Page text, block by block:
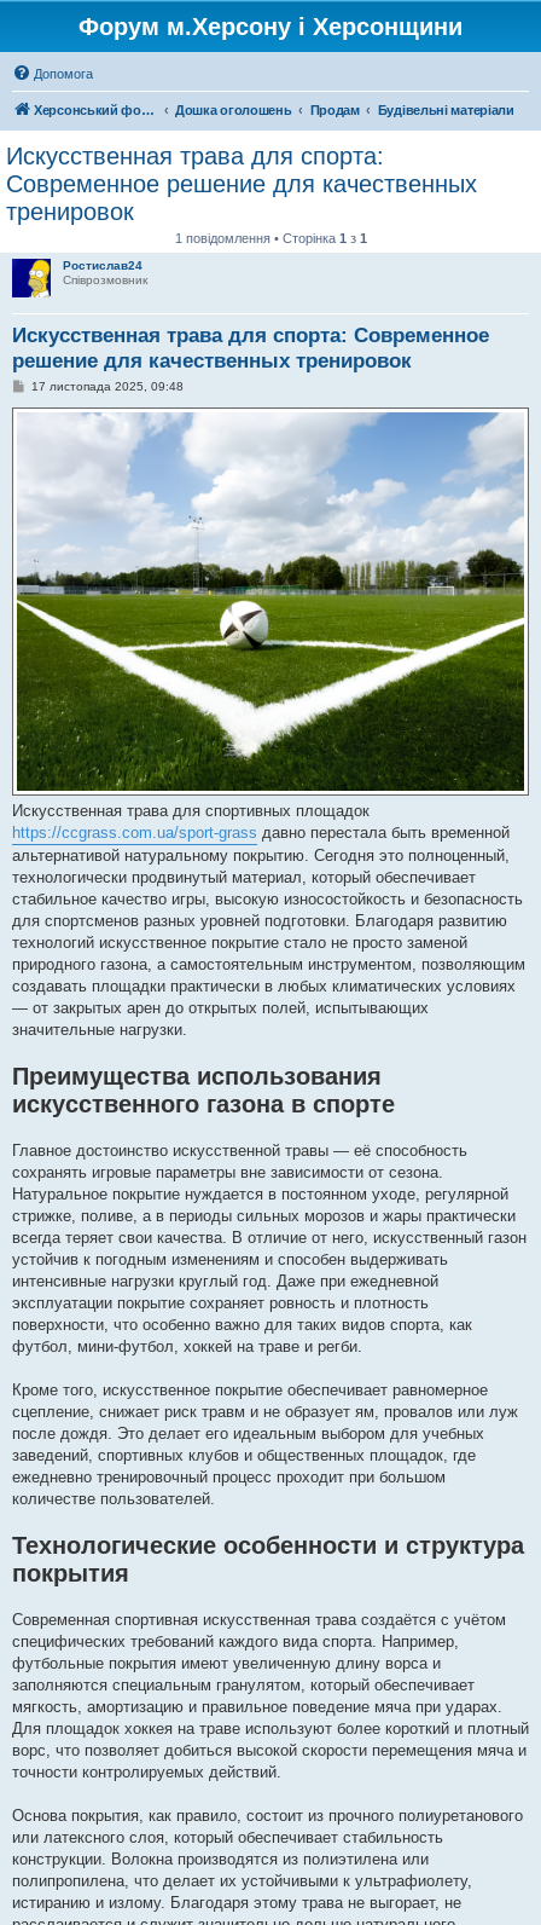
Форум м.Херсону і Херсонщини
Допомога
Херсонський форум Дошка оголошень Продам Будівельні матеріали
Искусственная трава для спорта:
Современное решение для качественных
тренировок
1 повідомлення • Сторінка 1 з 1
Ростислав24
Співрозмовник
Искусственная трава для спорта: Современное
решение для качественных тренировок
П
в
17 листопада 2025, 09:48
Искусственная трава для спортивных площадок
https://ccgrass.com.ua/sport-grass давно перестала быть временной
альтернативой натуральному покрытию. Сегодня это полноценный,
технологически продвинутый материал, который обеспечивает
стабильное качество игры, высокую износостойкость и безопасность
для спортсменов разных уровней подготовки. Благодаря развитию
технологий искусственное покрытие стало не просто заменой
природного газона, а самостоятельным инструментом, позволяющим
создавать площадки практически в любых климатических условиях
— от закрытых арен до открытых полей, испытывающих
значительные нагрузки.
Преимущества использования
искусственного газона в спорте
Главное достоинство искусственной травы — её способность
сохранять игровые параметры вне зависимости от сезона.
Натуральное покрытие нуждается в постоянном уходе, регулярной
стрижке, поливе, а в периоды сильных морозов и жары практически
всегда теряет свои качества. В отличие от него, искусственный газон
устойчив к погодным изменениям и способен выдерживать
интенсивные нагрузки круглый год. Даже при ежедневной
эксплуатации покрытие сохраняет ровность и плотность
поверхности, что особенно важно для таких видов спорта, как
футбол, мини-футбол, хоккей на траве и регби.
Кроме того, искусственное покрытие обеспечивает равномерное
сцепление, снижает риск травм и не образует ям, провалов или луж
после дождя. Это делает его идеальным выбором для учебных
заведений, спортивных клубов и общественных площадок, где
ежедневно тренировочный процесс проходит при большом
количестве пользователей.
Технологические особенности и структура
покрытия
Современная спортивная искусственная трава создаётся с учётом
специфических требований каждого вида спорта. Например,
футбольные покрытия имеют увеличенную длину ворса и
заполняются специальным гранулятом, который обеспечивает
мягкость, амортизацию и правильное поведение мяча при ударах.
Для площадок хоккея на траве используют более короткий и плотный
ворс, что позволяет добиться высокой скорости перемещения мяча и
точности контролируемых действий.
Основа покрытия, как правило, состоит из прочного полиуретанового
или латексного слоя, который обеспечивает стабильность
конструкции. Волокна производятся из полиэтилена или
полипропилена, что делает их устойчивыми к ультрафиолету,
истиранию и излому. Благодаря этому трава не выгорает, не